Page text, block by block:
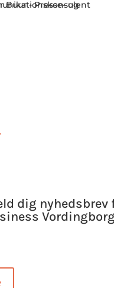
dig nyhedsbrev
Vordingborg